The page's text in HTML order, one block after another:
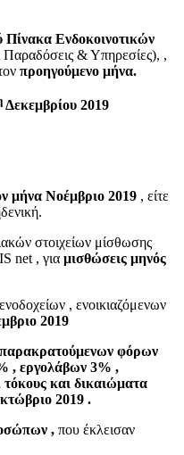
Ενδοκοινοτικών
Παραδόσεις & Υπηρεσίες), ,
προηγούμενο μήνα.
Δεκεμβρίου 2019
μήνα Νοέμβριο 2019 , είτε
στοιχείων μίσθωσης
net , για μισθώσεις μηνός
, ενοικιαζόμενων
2019
παρακρατούμενων φόρων
, εργολάβων 3% ,
και δικαιώματα
2019 .
, που έκλεισαν